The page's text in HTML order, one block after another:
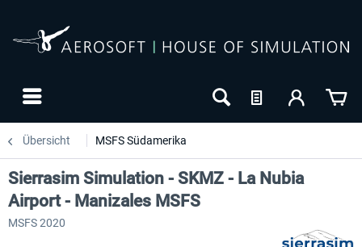
Übersicht MSFS Südamerika
Sierrasim Simulation - SKMZ - La Nubia
Airport - Manizales MSFS
MSFS 2020